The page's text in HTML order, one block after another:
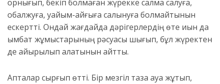
орнығып, бекіп болмаған жүрекке салмақ салуға,
қобалжуға, уайым-қайғыға салынуға болмайтынын
ескертті. Ондай жағдайда дәрігерлердің өте қиын да
қымбат жұмыстарының рәсуасы шығып, бұл жүректен
де айырылып қалатынын айтты.
Апталар сырғып өтті. Бір мезгіл таза ауа жұтып,